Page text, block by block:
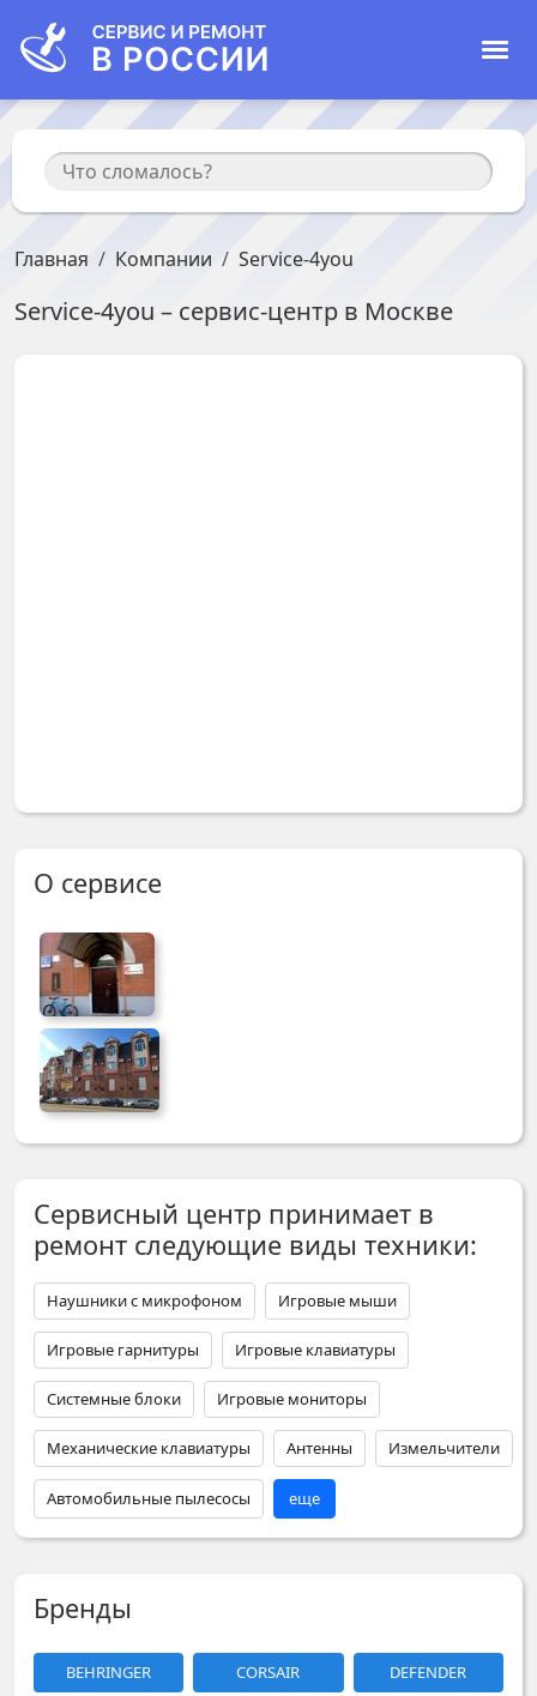
Главная Компании Service-4you
Service-4you – сервис-центр в Москве
О сервисе
Сервисный центр принимает в
ремонт следующие виды техники:
Наушники с микрофоном Игровые мыши
Игровые гарнитуры Игровые клавиатуры
Системные блоки Игровые мониторы
Механические клавиатуры Антенны Измельчители
Автомобильные пылесосы еще
Бренды
BEHRINGER CORSAIR DEFENDER